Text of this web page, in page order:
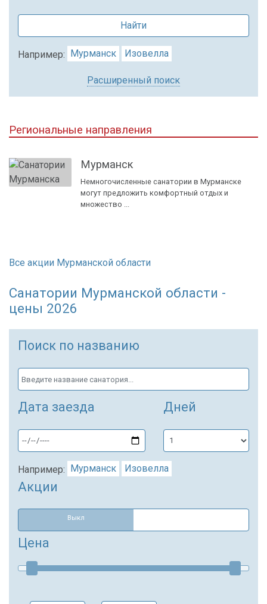
Найти
Например: Мурманск Изовелла
Расширенный поиск
Региональные направления
Мурманск
Немногочисленные санатории в Мурманске
могут предложить комфортный отдых и
множество ...
Все акции Мурманской области
Санатории Мурманской области -
цены 2026
Поиск по названию
Дата заезда Дней
Например: Мурманск Изовелла
Акции
Выкл
Цена